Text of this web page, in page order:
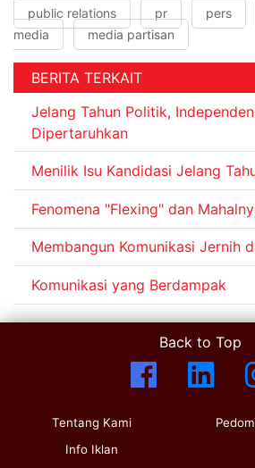
public relations pr pers
media
media partisan
BERITA TERKAIT
Jelang Tahun Politik,
Dipertaruhkan
Menilik Isu Kandidasi Jelang
Fenomena "Flexing" dan
Membangun Komunikasi Jernih
Komunikasi yang Berdampak
Back to Top
Tentang Kami
Info Iklan